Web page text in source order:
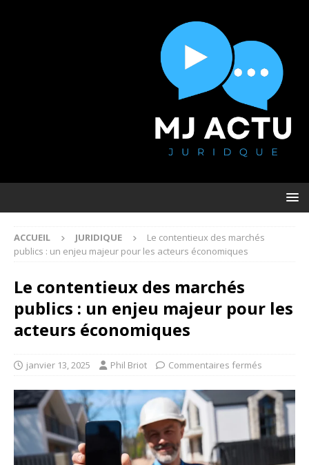
ACCUEIL JURIDIQUE
Le contentieux des marchés
publics : un enjeu majeur pour les acteurs économiques
Le contentieux des marchés
publics : un enjeu majeur pour les
acteurs économiques
janvier 13, 2025 Phil Briot Commentaires fermés